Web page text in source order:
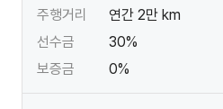
주행거리
연간 2만 km
선수금
30%
보증금
0%